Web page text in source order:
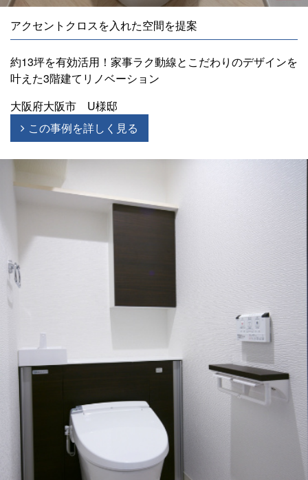
アクセントクロスを入れた空間を提案
約13坪を有効活用！家事ラク動線とこだわりのデザインを
叶えた3階建てリノベーション
大阪府大阪市 U様邸
この事例を詳しく見る